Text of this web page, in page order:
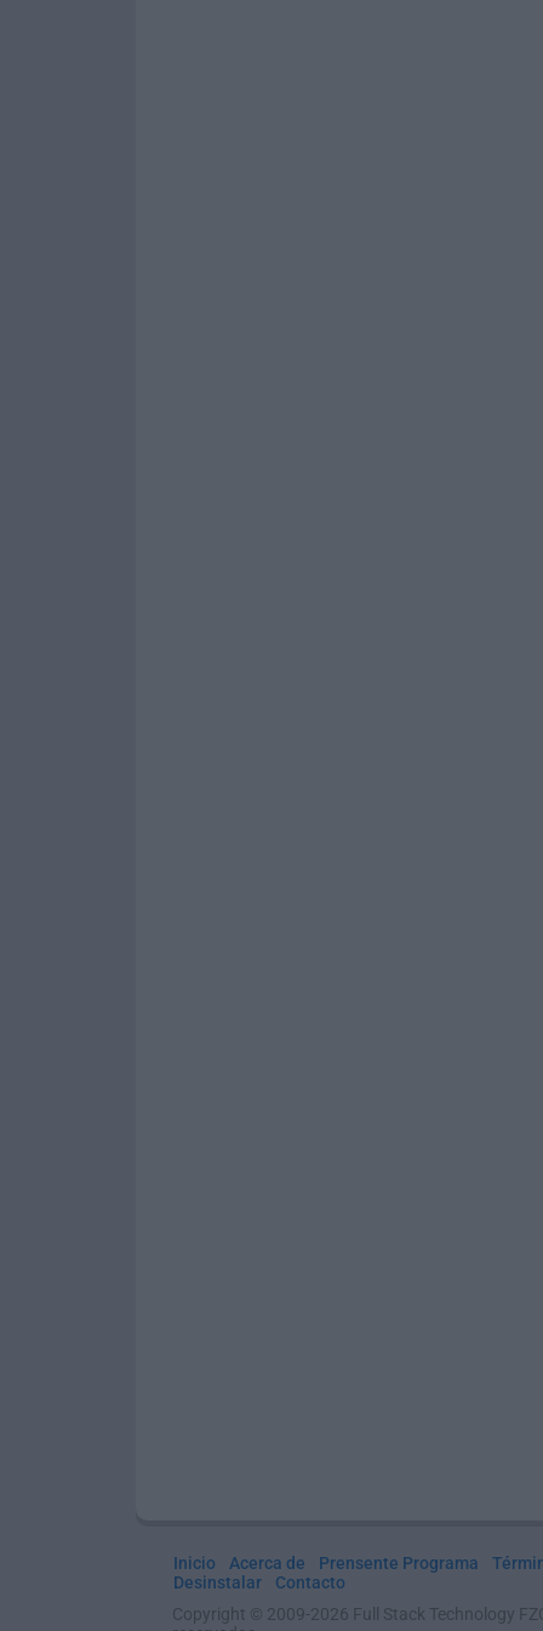
Inicio Acerca de Prensente Programa
Desinstalar
Contacto
Copyright © 2009-2026 Full Stack Technology